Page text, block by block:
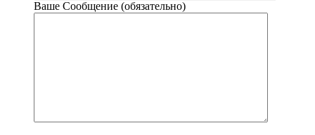
Ваше Сообщение (обязательно)